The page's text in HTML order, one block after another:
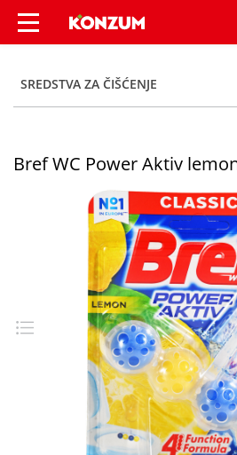
Bref WC Power Aktiv
SREDSTVA ZA ČIŠĆENJE
Bref WC Power Aktiv